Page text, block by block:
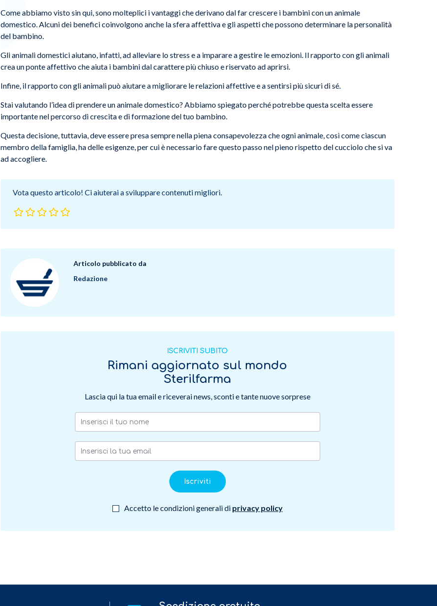
Come abbiamo visto sin qui, sono molteplici i vantaggi che derivano dal far crescere i bambini con un animale
domestico. Alcuni dei benefici coinvolgono anche la sfera affettiva e gli aspetti che possono determinare la personalità
del bambino.
Gli animali domestici aiutano, infatti, ad alleviare lo stress e a imparare a gestire le emozioni. Il rapporto con gli animali
crea un ponte affettivo che aiuta i bambini dal carattere più chiuso e riservato ad aprirsi.
Infine, il rapporto con gli animali può aiutare a migliorare le relazioni affettive e a sentirsi più sicuri di sé.
Stai valutando l’idea di prendere un animale domestico? Abbiamo spiegato perché potrebbe questa scelta essere
importante nel percorso di crescita e di formazione del tuo bambino.
Questa decisione, tuttavia, deve essere presa sempre nella piena consapevolezza che ogni animale, così come ciascun
membro della famiglia, ha delle esigenze, per cui è necessario fare questo passo nel pieno rispetto del cucciolo che si va
ad accogliere.
Vota questo articolo! Ci aiuterai a sviluppare contenuti migliori.
Articolo pubblicato da
Redazione
ISCRIVITI SUBITO
Rimani aggiornato sul mondo
Sterilfarma
Lascia qui la tua email e riceverai news, sconti e tante nuove sorprese
Iscriviti
Accetto le condizioni generali di privacy policy